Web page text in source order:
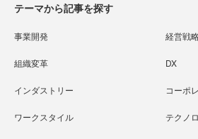
テーマから記事を探す
事業開発 経営戦
組織変革 DX
インダストリー コーポ
ワークスタイル テクノ